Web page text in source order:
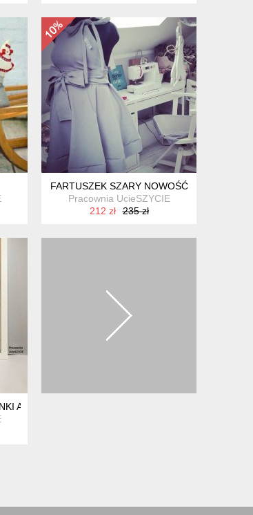
FARTUSZEK SZARY NOWOŚĆ
Pracownia UcieSZYCIE
212 zł
235 zł
A3